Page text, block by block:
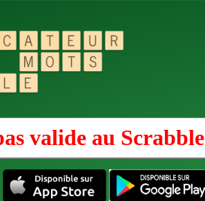
valide au Scrabble